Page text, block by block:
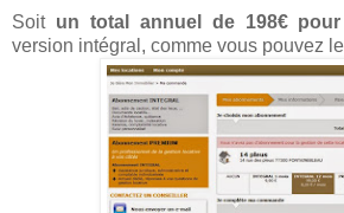
Soit un total annuel de 198€
version intégral, comme vous pouvez